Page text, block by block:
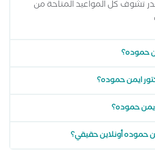
وتقدر تشوف كل المواعيد المتاحة من
حموده؟
ايمن حموده؟
حموده؟
حموده أونلاين حقيقي؟